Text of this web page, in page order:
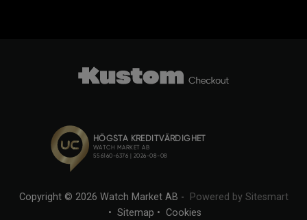
Copyright © 2026 Watch Market AB -
Powered by Sitesmart
• Sitemap • Cookies